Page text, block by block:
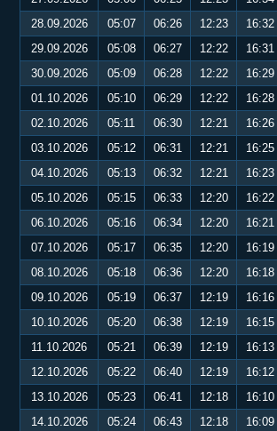
28.09.2026
05:07 06:26 12:23 16:32
29.09.2026
05:08 06:27 12:22 16:31
30.09.2026
05:09 06:28 12:22 16:29
01.10.2026
05:10 06:29 12:22 16:28
02.10.2026
05:11 06:30 12:21 16:26
03.10.2026
05:12 06:31 12:21 16:25
04.10.2026
05:13 06:32 12:21 16:23
05.10.2026
05:15 06:33 12:20 16:22
06.10.2026
05:16 06:34 12:20 16:21
07.10.2026
05:17 06:35 12:20 16:19
08.10.2026
05:18 06:36 12:20 16:18
09.10.2026
05:19 06:37 12:19 16:16
10.10.2026
05:20 06:38 12:19 16:15
11.10.2026
05:21 06:39 12:19 16:13
12.10.2026
05:22 06:40 12:19 16:12
13.10.2026
05:23 06:41 12:18 16:10
14.10.2026
05:24 06:43 12:18 16:09